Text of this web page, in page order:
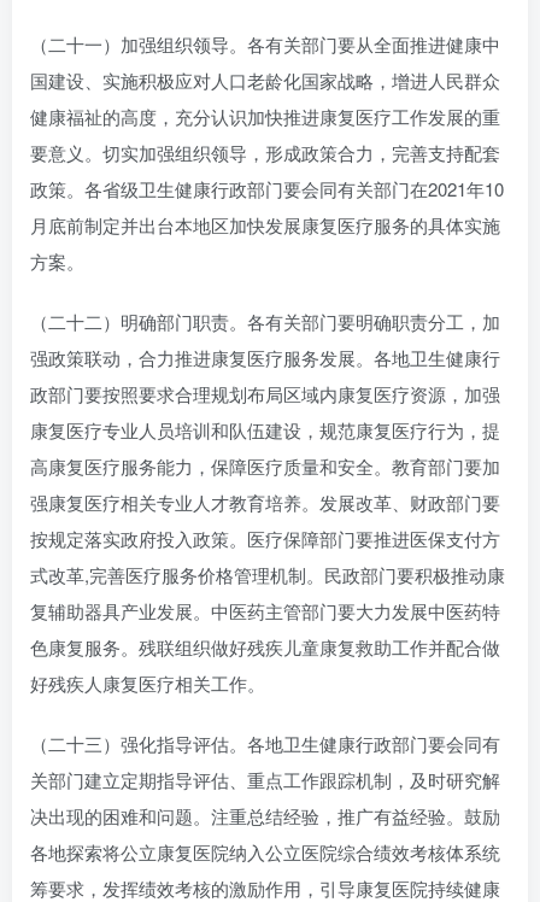
（二十一）加强组织领导。各有关部门要从全面推进健康中
国建设、实施积极应对人口老龄化国家战略，增进人民群众
健康福祉的高度，充分认识加快推进康复医疗工作发展的重
要意义。切实加强组织领导，形成政策合力，完善支持配套
政策。各省级卫生健康行政部门要会同有关部门在2021年10
月底前制定并出台本地区加快发展康复医疗服务的具体实施
方案。
（二十二）明确部门职责。各有关部门要明确职责分工，加
强政策联动，合力推进康复医疗服务发展。各地卫生健康行
政部门要按照要求合理规划布局区域内康复医疗资源，加强
康复医疗专业人员培训和队伍建设，规范康复医疗行为，提
高康复医疗服务能力，保障医疗质量和安全。教育部门要加
强康复医疗相关专业人才教育培养。发展改革、财政部门要
按规定落实政府投入政策。医疗保障部门要推进医保支付方
式改革,完善医疗服务价格管理机制。民政部门要积极推动康
复辅助器具产业发展。中医药主管部门要大力发展中医药特
色康复服务。残联组织做好残疾儿童康复救助工作并配合做
好残疾人康复医疗相关工作。
（二十三）强化指导评估。各地卫生健康行政部门要会同有
关部门建立定期指导评估、重点工作跟踪机制，及时研究解
决出现的困难和问题。注重总结经验，推广有益经验。鼓励
各地探索将公立康复医院纳入公立医院综合绩效考核体系统
筹要求，发挥绩效考核的激励作用，引导康复医院持续健康